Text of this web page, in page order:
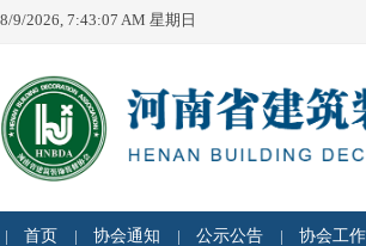
8/9/2026, 7:43:07 AM 星期日
首页 协会通知 公示公告 协会工作